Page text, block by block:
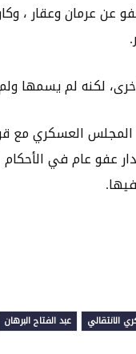
عن عرمان وعقار ،
لكنه لم يسمها
المجلس العسكري مع
عفو عام في
الانتقالي عبد الفتاح البرهان